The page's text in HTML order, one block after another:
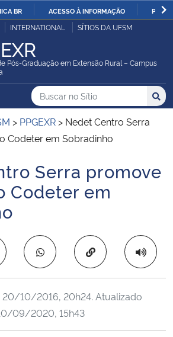
IR
O
BR ACESSO À INFORMAÇÃO
Pública
e Abastecimento
INTERNATIONAL SÍTIOS DA UFSM
Pós-Graduação em Extensão Rural – Campus
do Sítio
Busca
Buscar no no Sítio
Busca:
> PPGEXR > Nedet Centro Serra
Codeter em Sobradinho
Serra promove
Codeter em
Copiar para área
20/10/2016, 20h24. Atualizado
09/2020, 15h43